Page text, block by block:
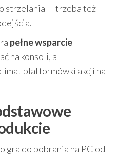
strzelania — trzeba też
pełne wsparcie
na konsoli, a
platformówki akcji na
gra do pobrania na PC od